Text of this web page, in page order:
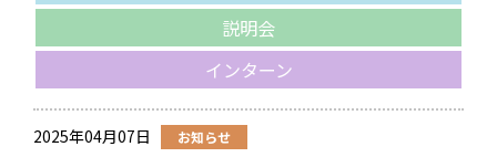
説明会
インターン
2025年04月07日 お知らせ